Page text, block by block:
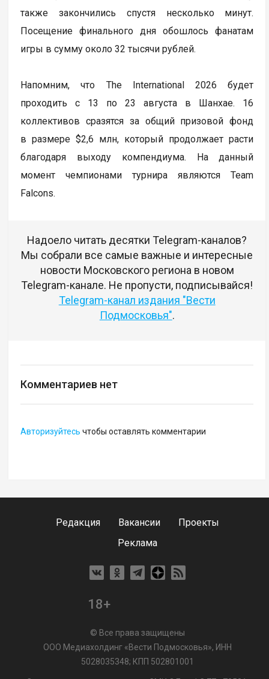
также закончились спустя несколько минут.
Посещение финального дня обошлось фанатам
игры в сумму около 32 тысячи рублей.
Напомним, что The International 2026 будет
проходить с 13 по 23 августа в Шанхае. 16
коллективов сразятся за общий призовой фонд
в размере $2,6 млн, который продолжает расти
благодаря выходу компендиума. На данный
момент чемпионами турнира являются Team
Falcons.
Надоело читать десятки Telegram-каналов?
Мы собрали все самые важные и интересные
новости Московского региона в новом
Telegram-канале. Не пропусти, подписывайся!
Telegram-канал издания "Вести
Подмосковья".
Комментариев нет
Авторизуйтесь чтобы оставлять комментарии
Редакция Вакансии
Проекты
Реклама
18+
© Все права защищены
ООО Медиахолдинг «Вести Подмосковья», ИНН
5028035348; КПП 502801001